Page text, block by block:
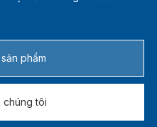
phẩm
chúng tôi